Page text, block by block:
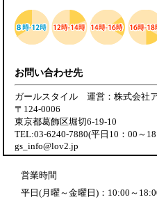
お問い合わせ先
ガールスタイル 運営：株式会社
〒124-0006
東京都葛飾区堀切6-19-10
TEL:03-6240-7880(平日10：00～
gs_info@lov2.jp
営業時間
平日(月曜～金曜日)：10:00～